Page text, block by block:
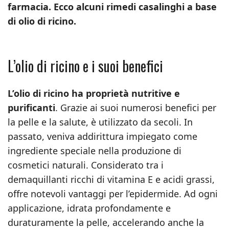
farmacia. Ecco alcuni rimedi casalinghi a base
di olio di ricino.
L’olio di ricino e i suoi benefici
L’olio di ricino ha proprietà nutritive e
purificanti. Grazie ai suoi numerosi benefici per
la pelle e la salute, è utilizzato da secoli. In
passato, veniva addirittura impiegato come
ingrediente speciale nella produzione di
cosmetici naturali. Considerato tra i
demaquillanti ricchi di vitamina E e acidi grassi,
offre notevoli vantaggi per l’epidermide. Ad ogni
applicazione, idrata profondamente e
duraturamente la pelle, accelerando anche la